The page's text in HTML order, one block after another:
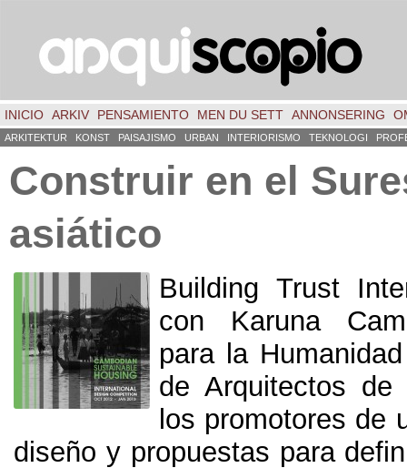
INICIO ARKIV PENSAMIENTO MEN DU SETT ANNONSERING
ARKITEKTUR KONST PAISAJISMO URBAN INTERIORISMO TEKNOLOGI
Construir en el
asiático
Building Trust
con Karuna
para la
de Arquitectos de
los promotores de
diseño y propuestas para